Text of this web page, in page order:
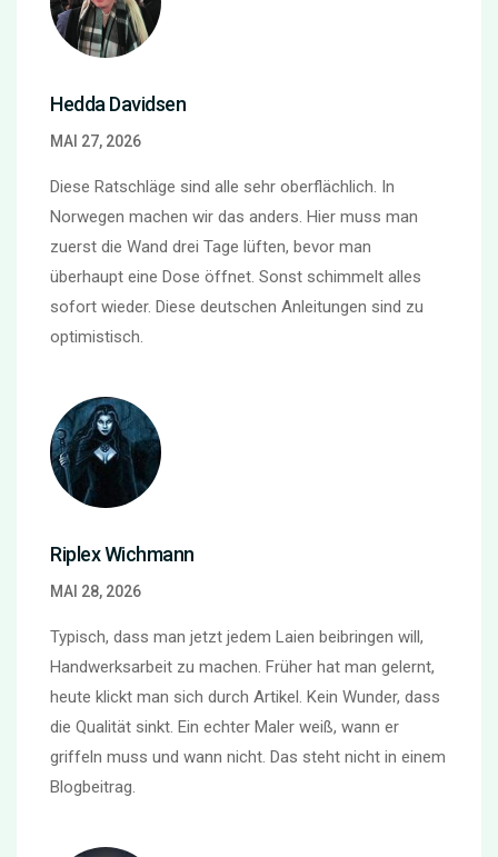
Hedda Davidsen
MAI 27, 2026
Diese Ratschläge sind alle sehr oberflächlich. In
Norwegen machen wir das anders. Hier muss man
zuerst die Wand drei Tage lüften, bevor man
überhaupt eine Dose öffnet. Sonst schimmelt alles
sofort wieder. Diese deutschen Anleitungen sind zu
optimistisch.
Riplex Wichmann
MAI 28, 2026
Typisch, dass man jetzt jedem Laien beibringen will,
Handwerksarbeit zu machen. Früher hat man gelernt,
heute klickt man sich durch Artikel. Kein Wunder, dass
die Qualität sinkt. Ein echter Maler weiß, wann er
griffeln muss und wann nicht. Das steht nicht in einem
Blogbeitrag.